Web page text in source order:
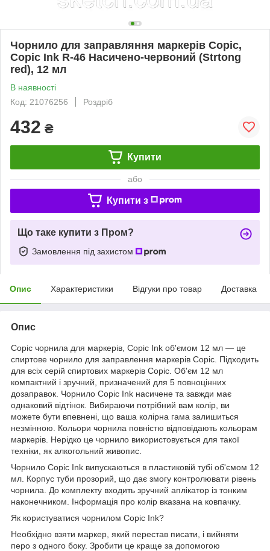
Чорнило для заправляння маркерів Copic,
Copic Ink R-46 Насичено-червоний (Strtong
red), 12 мл
В наявності
Код: 21076256
Роздріб
432 ₴
Купити
або
Купити з
Що таке купити з Пром?
Замовлення під захистом
Опис Характеристики Відгуки про товар Доставка
Опис
Copic чорнила для маркерів, Copic Ink об'ємом 12 мл — це
спиртове чорнило для заправлення маркерів Copic. Підходить
для всіх серій спиртових маркерів Copic. Об'єм 12 мл
компактний і зручний, призначений для 5 повноцінних
дозаправок. Чорнило Copic Ink насичене та завжди має
однаковий відтінок. Вибираючи потрібний вам колір, ви
можете бути впевнені, що ваша колірна гама залишиться
незмінною. Кольори чорнила повністю відповідають кольорам
маркерів. Нерідко це чорнило використовується для такої
техніки, як алкогольний живопис.
Чорнило Copic Ink випускаються в пластиковій тубі об'ємом 12
мл. Корпус туби прозорий, що дає змогу контролювати рівень
чорнила. До комплекту входить зручний аплікатор із тонким
наконечником. Інформація про колір вказана на ковпачку.
Як користуватися чорнилом Copic Ink?
Необхідно взяти маркер, який перестав писати, і вийняти
перо з одного боку. Зробити це краще за допомогою